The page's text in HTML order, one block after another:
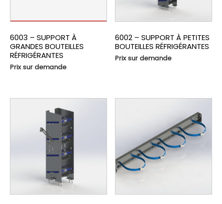
6003 – SUPPORT À
GRANDES BOUTEILLES
RÉFRIGÉRANTES
Prix sur demande
6002 – SUPPORT À PETITES
BOUTEILLES RÉFRIGÉRANTES
Prix sur demande